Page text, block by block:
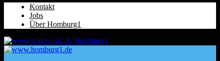
Kontakt
Jobs
Über Homburg1
Homburg1